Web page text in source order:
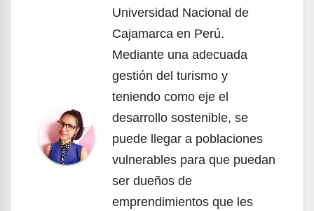
Universidad Nacional de
Cajamarca en Perú.
Mediante una adecuada
gestión del turismo y
teniendo como eje el
desarrollo sostenible, se
puede llegar a poblaciones
vulnerables para que puedan
ser dueños de
emprendimientos que les